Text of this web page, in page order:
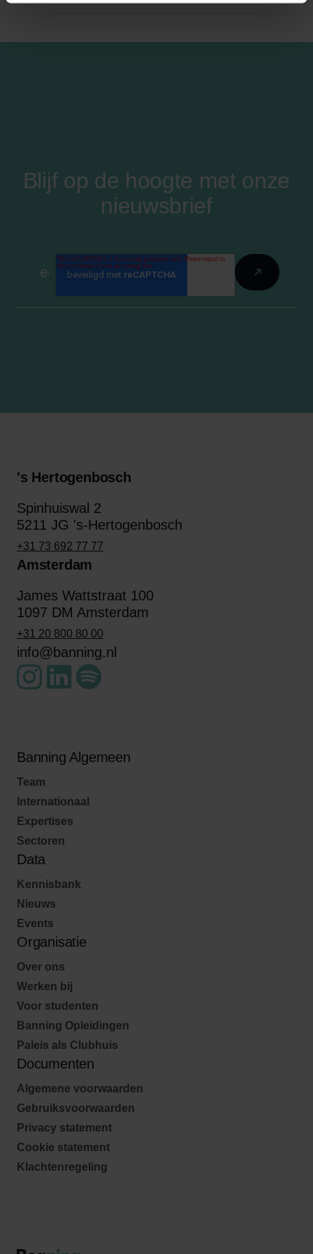
Blijf op de hoogte met onze
nieuwsbrief
's Hertogenbosch
Spinhuiswal 2
5211 JG 's-Hertogenbosch
+31 73 692 77 77
Amsterdam
James Wattstraat 100
1097 DM Amsterdam
+31 20 800 80 00
info@banning.nl
Banning Algemeen
Team
Internationaal
Expertises
Sectoren
Data
Kennisbank
Nieuws
Events
Organisatie
Over ons
Werken bij
Voor studenten
Banning Opleidingen
Paleis als Clubhuis
Documenten
Algemene voorwaarden
Gebruiksvoorwaarden
Privacy statement
Cookie statement
Klachtenregeling